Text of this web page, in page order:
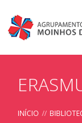
INÍCIO //